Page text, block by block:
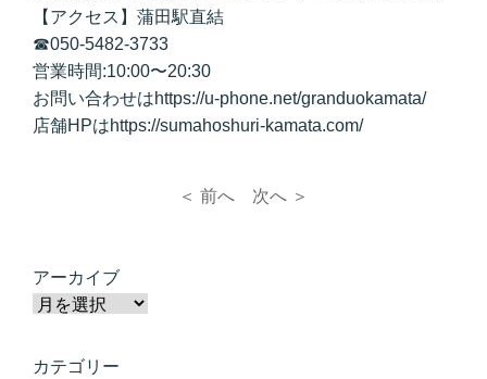
【アクセス】蒲田駅直結
☎050-5482-3733
営業時間:10:00〜20:30
お問い合わせはhttps://u-phone.net/granduokamata/
店舗HPはhttps://sumahoshuri-kamata.com/
＜ 前へ 次へ ＞
アーカイブ
カテゴリー